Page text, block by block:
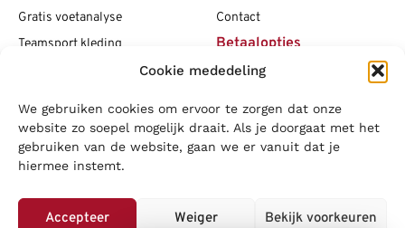
Cookie mededeling
We gebruiken cookies om ervoor te zorgen dat onze
website zo soepel mogelijk draait. Als je doorgaat met het
gebruiken van de website, gaan we er vanuit dat je
hiermee instemt.
Accepteer Weiger Bekijk voorkeuren
Gratis voetanalyse
Teamsport kleding
Vacatures
Blogs
Contact
Betaalopties
Social media